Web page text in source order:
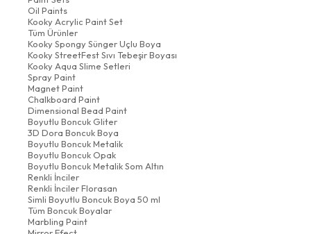
Oil Paints
Kooky Acrylic Paint Set
Tüm Ürünler
Kooky Spongy Sünger Uçlu Boya
Kooky StreetFest Sıvı Tebeşir Boyası
Kooky Aqua Slime Setleri
Spray Paint
Magnet Paint
Chalkboard Paint
Dimensional Bead Paint
Boyutlu Boncuk Gliter
3D Dora Boncuk Boya
Boyutlu Boncuk Metalik
Boyutlu Boncuk Opak
Boyutlu Boncuk Metalik Som Altın
Renkli İnciler
Renkli İnciler Florasan
Simli Boyutlu Boncuk Boya 50 ml
Tüm Boncuk Boyalar
Marbling Paint